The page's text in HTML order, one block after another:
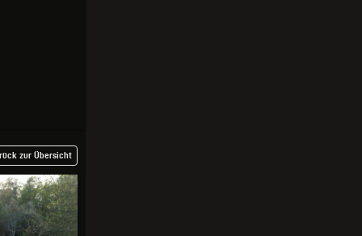
zur Übersicht